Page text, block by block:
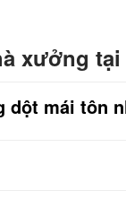
xưởng tại
dột mái tôn